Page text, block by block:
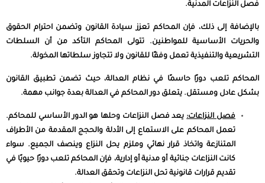
فصل النزاعات المدنية.
بالإضافة إلى ذلك، فإن المحاكم تعزز سيادة القانون وتضمن احترام الحقوق
والحريات الأساسية للمواطنين. تتولى المحاكم التأكد من أن السلطات
التشريعية والتنفيذية تعمل وفقًا للقانون ولا تتجاوز سلطاتها المخولة.
المحاكم تلعب دورًا حاسمًا في نظام العدالة، حيث تضمن تطبيق القانون
بشكل عادل ومستقل. يتعلق دور المحاكم في العدالة بعدة جوانب مهمة.
فصل النزاعات:يعد فصل النزاعات وحلها هو الدور الأساسي للمحاكم.
تعمل المحاكم على الاستماع إلى الأدلة والحجج المقدمة من الأطراف
المتنازعة واتخاذ قرار نهائي وملزم يحل النزاع وينصف الجميع. سواء
كانت النزاعات جنائية أو مدنية أو إدارية، فإن المحاكم تلعب دورًا حيويًا في
تقديم قرارات قانونية تحل النزاعات وتحقق العدالة.